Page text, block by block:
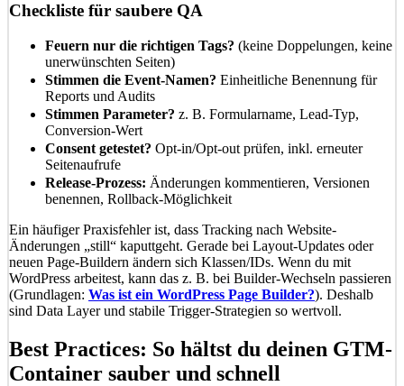
Checkliste für saubere QA
Feuern nur die richtigen Tags? (keine Doppelungen, keine
unerwünschten Seiten)
Stimmen die Event-Namen? Einheitliche Benennung für
Reports und Audits
Stimmen Parameter? z. B. Formularname, Lead-Typ,
Conversion-Wert
Consent getestet? Opt-in/Opt-out prüfen, inkl. erneuter
Seitenaufrufe
Release-Prozess: Änderungen kommentieren, Versionen
benennen, Rollback-Möglichkeit
Ein häufiger Praxisfehler ist, dass Tracking nach Website-
Änderungen „still“ kaputtgeht. Gerade bei Layout-Updates oder
neuen Page-Buildern ändern sich Klassen/IDs. Wenn du mit
WordPress arbeitest, kann das z. B. bei Builder-Wechseln passieren
(Grundlagen: Was ist ein WordPress Page Builder?). Deshalb
sind Data Layer und stabile Trigger-Strategien so wertvoll.
Best Practices: So hältst du deinen GTM-
Container sauber und schnell